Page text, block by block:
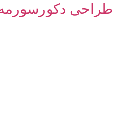
طراحی